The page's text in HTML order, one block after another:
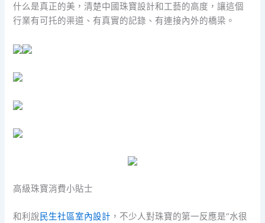
什么是真正的美，清楚中國珠寶設計和工藝的高度，讓這個
行業有可托的渠道、有真實的記錄、有連接內外的橋梁。
高級珠寶消費小貼士
和利說民生社區室內設計 ，不少人對珠寶的第一反應是“水很